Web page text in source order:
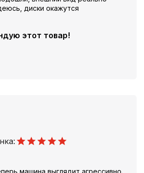
диски окажутся
этот товар!
машина выглядит агрессивно.